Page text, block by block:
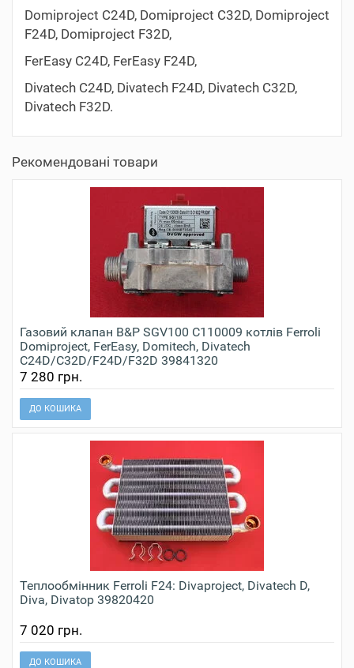
Domiproject C24D, Domiproject C32D, Domiproject
F24D, Domiproject F32D,
FerEasy C24D, FerEasy F24D,
Divatech C24D, Divatech F24D, Divatech C32D,
Divatech F32D.
Рекомендовані товари
Газовий клапан B&P SGV100 C110009 котлів Ferroli
Domiproject, FerEasy, Domitech, Divatech
C24D/C32D/F24D/F32D 39841320
7 280 грн.
ДО КОШИКА
Теплообмінник Ferroli F24: Divaproject, Divatech D,
Diva, Divatop 39820420
7 020 грн.
ДО КОШИКА